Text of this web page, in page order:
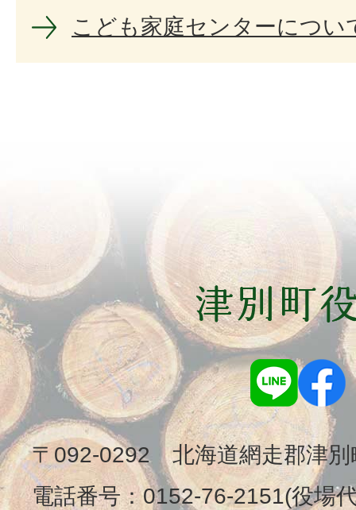
こども家庭センターについ
〒092-0292 北海道網走郡津別
電話番号：0152-76-2151(役場